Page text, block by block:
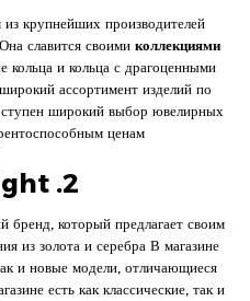
крупнейших производителей
славится своими коллекциями
кольца и кольца с драгоценными
ассортимент изделий по
широкий выбор ювелирных
ценам.
2. Sunlight
бренд, который предлагает своим
из золота и серебра В магазине
и новые модели, отличающиеся
есть как классические, так и